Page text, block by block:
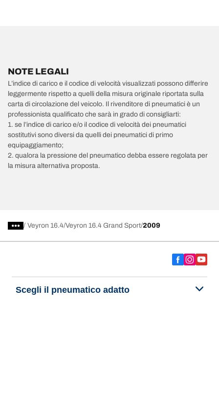
NOTE LEGALI
L’indice di carico e il codice di velocità visualizzati possono differire
leggermente rispetto a quelli della misura originale riportata sulla
carta di circolazione del veicolo. Il rivenditore di pneumatici è un
professionista qualificato che sarà in grado di consigliarti:
1. se l’indice di carico e/o il codice di velocità dei pneumatici
sostitutivi sono diversi da quelli dei pneumatici di primo
equipaggiamento;
2. qualora la pressione del pneumatico debba essere regolata per
la misura alternativa proposta.
/ Veyron 16.4 Veyron 16.4 Grand Sport 2009
Scegli il pneumatico adatto